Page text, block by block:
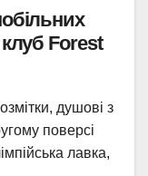
Forest
душові з
поверсі
лавка,